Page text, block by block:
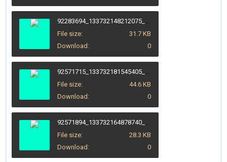
92283694_133732148212075_4226824397148651520_n.jpg
File size
31.7 KB
Download
0
92571715_133732181545405_8105880177034133504_o.jpg
File size
44.6 KB
Download
0
92571894_133732164878740_3319983069535928320_n.jpg
File size
28.3 KB
Download
0